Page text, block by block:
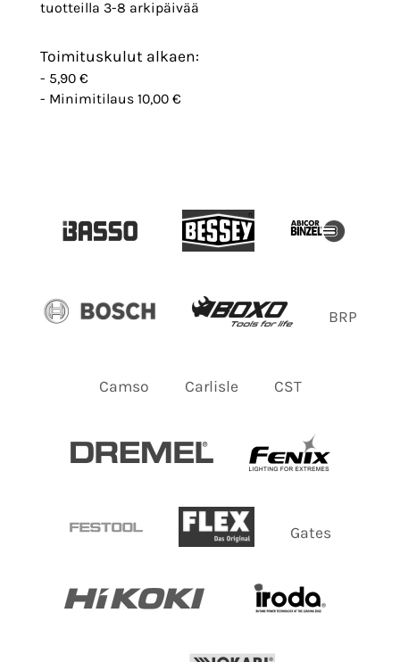
tuotteilla 3-8 arkipäivää
Toimituskulut alkaen:
- 5,90 €
- Minimitilaus 10,00 €
BRP
Camso Carlisle CST
Gates